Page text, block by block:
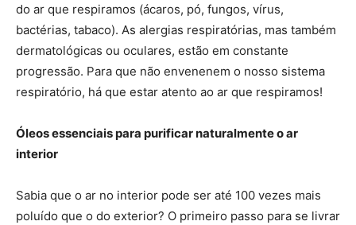
do ar que respiramos (ácaros, pó, fungos, vírus,
bactérias, tabaco). As alergias respiratórias, mas também
dermatológicas ou oculares, estão em constante
progressão. Para que não envenenem o nosso sistema
respiratório, há que estar atento ao ar que respiramos!
Óleos essenciais para purificar naturalmente o ar
interior
Sabia que o ar no interior pode ser até 100 vezes mais
poluído que o do exterior? O primeiro passo para se livrar